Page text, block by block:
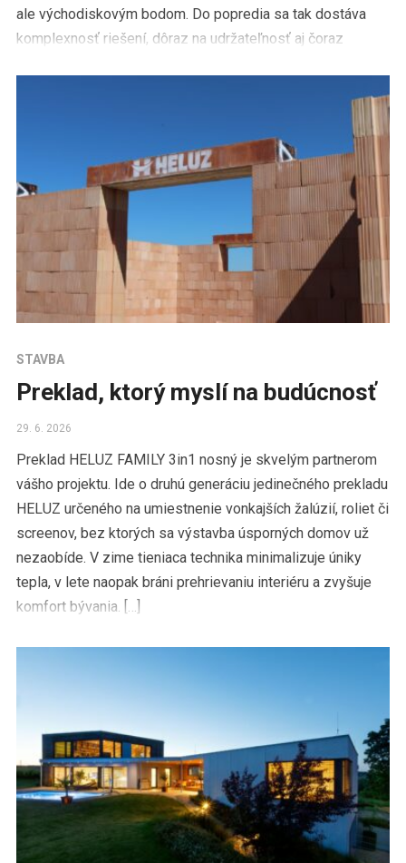
ale východiskovým bodom. Do popredia sa tak dostáva
komplexnosť riešení, dôraz na udržateľnosť aj čoraz
STAVBA
Preklad, ktorý myslí na budúcnosť
29. 6. 2026
Preklad HELUZ FAMILY 3in1 nosný je skvelým partnerom
vášho projektu. Ide o druhú generáciu jedinečného prekladu
HELUZ určeného na umiestnenie vonkajších žalúzií, roliet či
screenov, bez ktorých sa výstavba úsporných domov už
nezaobíde. V zime tieniaca technika minimalizuje úniky
tepla, v lete naopak bráni prehrievaniu interiéru a zvyšuje
komfort bývania. […]